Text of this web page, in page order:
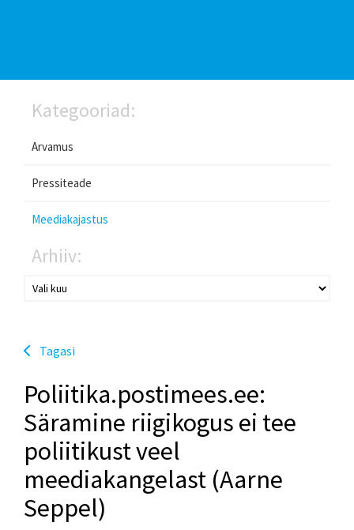
Kategooriad:
Arvamus
Pressiteade
Meediakajastus
Arhiiv:
Tagasi
Poliitika.postimees.ee:
Säramine riigikogus ei tee
poliitikust veel
meediakangelast (Aarne
Seppel)